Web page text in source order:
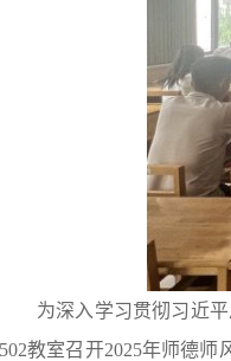
为深入学习贯彻习近
502教室召开2025年师德